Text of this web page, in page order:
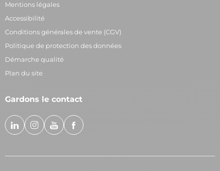
Mentions légales
Accessibilité
Conditions générales de vente (CGV)
Politique de protection des données
Démarche qualité
Plan du site
Gardons le contact